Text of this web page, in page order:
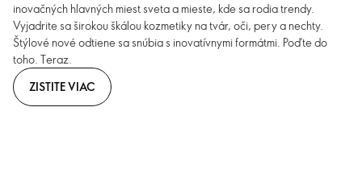
inovačných hlavných miest sveta a mieste, kde sa rodia trendy.
Vyjadrite sa širokou škálou kozmetiky na tvár, oči, pery a nechty.
Štýlové nové odtiene sa snúbia s inovatívnymi formátmi. Poďte do
toho. Teraz.
ZISTITE VIAC